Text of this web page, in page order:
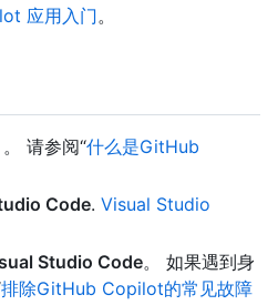
应用入门。
。 请参阅“什么是GitHub
Code. Visual Studio
Studio Code。 如果遇到身
排除GitHub Copilot的常见故障